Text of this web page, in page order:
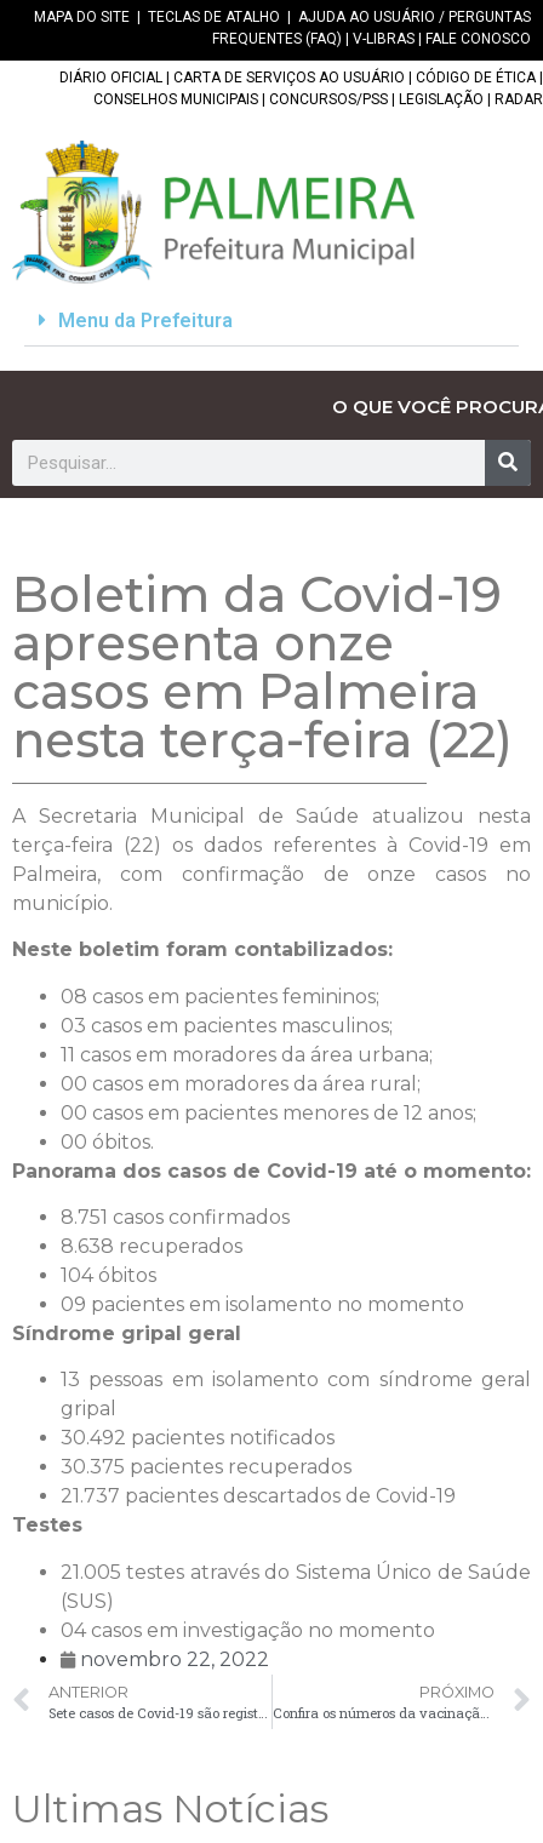
MAPA DO SITE TECLAS DE ATALHO
AJUDA AO USUÁRIO / PERGUNTAS
FREQUENTES (FAQ)
V-LIBRAS FALE CONOSCO
DIÁRIO OFICIAL CARTA DE SERVIÇOS AO USUÁRIO CÓDIGO DE ÉTICA|
CONSELHOS MUNICIPAIS
CONCURSOS/PSS LEGISLAÇÃO RADAR
Menu da Prefeitura
O QUE VOCÊ
Boletim da Covid-19
apresenta onze
casos em Palmeira
nesta terça-feira (22)
A Secretaria Municipal de Saúde atualizou nesta
terça-feira (22) os dados referentes à Covid-19 em
Palmeira, com confirmação de onze casos no
município.
Neste boletim foram contabilizados:
08 casos em pacientes femininos;
03 casos em pacientes masculinos;
11 casos em moradores da área urbana;
00 casos em moradores da área rural;
00 casos em pacientes menores de 12 anos;
00 óbitos.
Panorama dos casos de Covid-19 até o momento:
8.751 casos confirmados
8.638 recuperados
104 óbitos
09 pacientes em isolamento no momento
Síndrome gripal geral
13 pessoas em isolamento com síndrome geral
gripal
30.492 pacientes notificados
30.375 pacientes recuperados
21.737 pacientes descartados de Covid-19
Testes
21.005 testes através do Sistema Único de Saúde
(SUS)
04 casos em investigação no momento
novembro 22, 2022
ANTERIOR
PRÓXIMO
Ultimas Notícias